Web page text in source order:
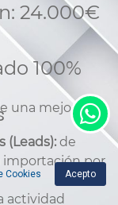
24.000€
100%
(Leads): de
importación por
actividad
una mejor
Cookies Acepto